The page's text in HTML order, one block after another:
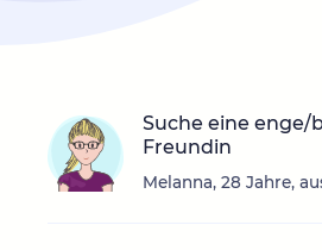
Suche eine enge/
Freundin
Melanna, 28 Jahre,